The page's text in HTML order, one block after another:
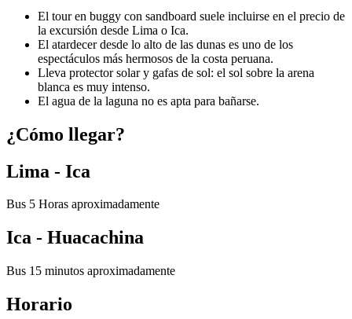
El tour en buggy con sandboard suele incluirse en el precio de
la excursión desde Lima o Ica.
El atardecer desde lo alto de las dunas es uno de los
espectáculos más hermosos de la costa peruana.
Lleva protector solar y gafas de sol: el sol sobre la arena
blanca es muy intenso.
El agua de la laguna no es apta para bañarse.
¿Cómo llegar?
Lima - Ica
Bus 5 Horas aproximadamente
Ica - Huacachina
Bus 15 minutos aproximadamente
Horario